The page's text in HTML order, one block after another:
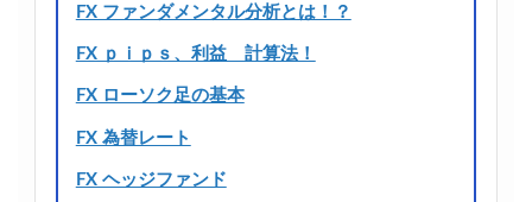
FX ファンダメンタル分析とは！？
FX ｐｉｐｓ、利益 計算法！
FX ローソク足の基本
FX 為替レート
FX ヘッジファンド